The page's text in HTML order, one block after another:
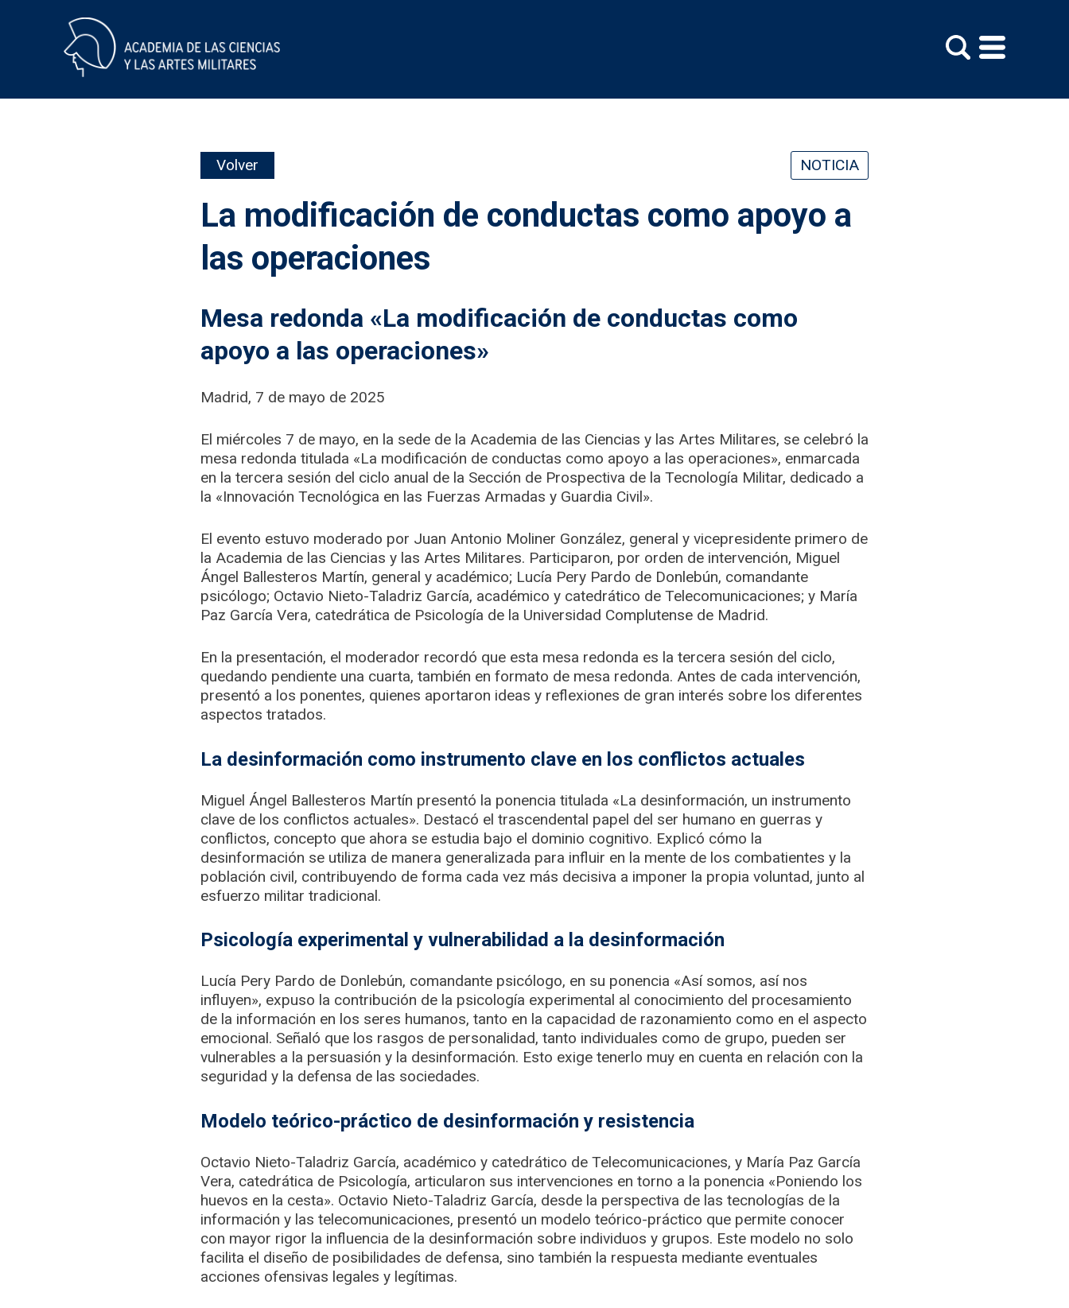
Volver NOTICIA
La modificación de conductas como apoyo a
las operaciones
Mesa redonda «La modificación de conductas como
apoyo a las operaciones»
Madrid, 7 de mayo de 2025
El miércoles 7 de mayo, en la sede de la Academia de las Ciencias y las Artes Militares, se celebró la
mesa redonda titulada «La modificación de conductas como apoyo a las operaciones», enmarcada
en la tercera sesión del ciclo anual de la Sección de Prospectiva de la Tecnología Militar, dedicado a
la «Innovación Tecnológica en las Fuerzas Armadas y Guardia Civil».
El evento estuvo moderado por Juan Antonio Moliner González, general y vicepresidente primero de
la Academia de las Ciencias y las Artes Militares. Participaron, por orden de intervención, Miguel
Ángel Ballesteros Martín, general y académico; Lucía Pery Pardo de Donlebún, comandante
psicólogo; Octavio Nieto-Taladriz García, académico y catedrático de Telecomunicaciones; y María
Paz García Vera, catedrática de Psicología de la Universidad Complutense de Madrid.
En la presentación, el moderador recordó que esta mesa redonda es la tercera sesión del ciclo,
quedando pendiente una cuarta, también en formato de mesa redonda. Antes de cada intervención,
presentó a los ponentes, quienes aportaron ideas y reflexiones de gran interés sobre los diferentes
aspectos tratados.
La desinformación como instrumento clave en los conflictos actuales
Miguel Ángel Ballesteros Martín presentó la ponencia titulada «La desinformación, un instrumento
clave de los conflictos actuales». Destacó el trascendental papel del ser humano en guerras y
conflictos, concepto que ahora se estudia bajo el dominio cognitivo. Explicó cómo la
desinformación se utiliza de manera generalizada para influir en la mente de los combatientes y la
población civil, contribuyendo de forma cada vez más decisiva a imponer la propia voluntad, junto al
esfuerzo militar tradicional.
Psicología experimental y vulnerabilidad a la desinformación
Lucía Pery Pardo de Donlebún, comandante psicólogo, en su ponencia «Así somos, así nos
influyen», expuso la contribución de la psicología experimental al conocimiento del procesamiento
de la información en los seres humanos, tanto en la capacidad de razonamiento como en el aspecto
emocional. Señaló que los rasgos de personalidad, tanto individuales como de grupo, pueden ser
vulnerables a la persuasión y la desinformación. Esto exige tenerlo muy en cuenta en relación con la
seguridad y la defensa de las sociedades.
Modelo teórico-práctico de desinformación y resistencia
Octavio Nieto-Taladriz García, académico y catedrático de Telecomunicaciones, y María Paz García
Vera, catedrática de Psicología, articularon sus intervenciones en torno a la ponencia «Poniendo los
huevos en la cesta». Octavio Nieto-Taladriz García, desde la perspectiva de las tecnologías de la
información y las telecomunicaciones, presentó un modelo teórico-práctico que permite conocer
con mayor rigor la influencia de la desinformación sobre individuos y grupos. Este modelo no solo
facilita el diseño de posibilidades de defensa, sino también la respuesta mediante eventuales
acciones ofensivas legales y legítimas.